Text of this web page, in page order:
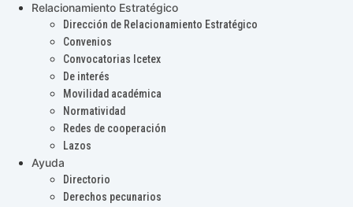
Relacionamiento Estratégico
Dirección de Relacionamiento Estratégico
Convenios
Convocatorias Icetex
De interés
Movilidad académica
Normatividad
Redes de cooperación
Lazos
Ayuda
Directorio
Derechos pecunarios